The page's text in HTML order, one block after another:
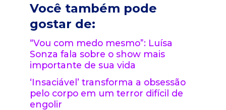
Você também pode
gostar de:
“Vou com medo mesmo”: Luísa
Sonza fala sobre o show mais
importante de sua vida
‘Insaciável’ transforma a obsessão
pelo corpo em um terror difícil de
engolir